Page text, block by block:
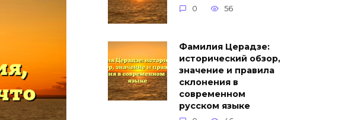
0 56
Фамилия Церадзе:
исторический обзор,
значение и правила
склонения в
современном
русском языке